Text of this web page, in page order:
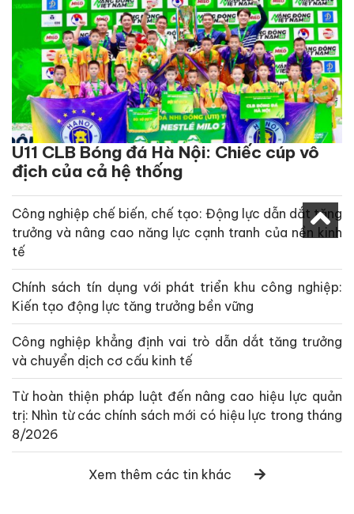
U11 CLB Bóng đá Hà Nội: Chiếc cúp vô
địch của cả hệ thống
Công nghiệp chế biến, chế tạo: Động lực dẫn dắt tăng
trưởng và nâng cao năng lực cạnh tranh của nền kinh
tế
Chính sách tín dụng với phát triển khu công nghiệp:
Kiến tạo động lực tăng trưởng bền vững
Công nghiệp khẳng định vai trò dẫn dắt tăng trưởng
và chuyển dịch cơ cấu kinh tế
Từ hoàn thiện pháp luật đến nâng cao hiệu lực quản
trị: Nhìn từ các chính sách mới có hiệu lực trong tháng
8/2026
Xem thêm các tin khác